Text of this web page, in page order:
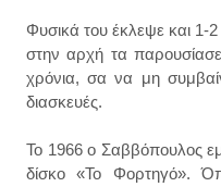
Φυσικά του έκλεψε και 1-
στην αρχή τα
χρόνια, σα να μη
διασκευές.
To 1966 ο Σαββόπουλος
δίσκο «Το Φορτηγό».